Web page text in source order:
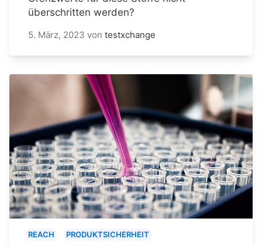
überschritten werden?
5. März, 2023 von testxchange
REACH PRODUKTSICHERHEIT